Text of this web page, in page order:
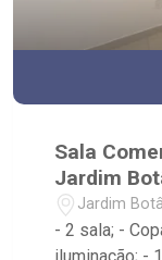
Sala
Jardim
Jardim
- 2 sala; -